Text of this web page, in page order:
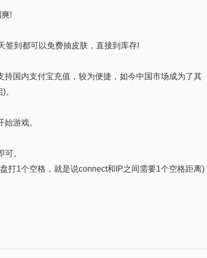
!
签到都可以免费抽皮肤，直接到库存!
持国内支付宝充值，较为便捷，如今中国市场成为了其
游戏。
。
打1个空格，就是说connect和IP之间需要1个空格距离)